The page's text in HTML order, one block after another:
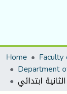
Home